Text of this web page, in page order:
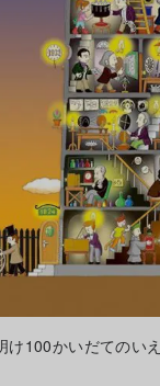
け100かいだてのい